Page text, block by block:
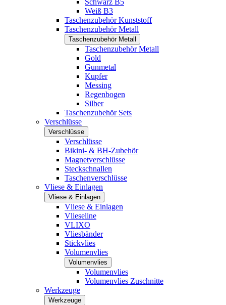
Schwarz B5
Weiß B3
Taschenzubehör Kunststoff
Taschenzubehör Metall
Taschenzubehör Metall
Taschenzubehör Metall
Gold
Gunmetal
Kupfer
Messing
Regenbogen
Silber
Taschenzubehör Sets
Verschlüsse
Verschlüsse
Verschlüsse
Bikini- & BH-Zubehör
Magnetverschlüsse
Steckschnallen
Taschenverschlüsse
Vliese & Einlagen
Vliese & Einlagen
Vliese & Einlagen
Vlieseline
VLIXO
Vliesbänder
Stickvlies
Volumenvlies
Volumenvlies
Volumenvlies
Volumenvlies Zuschnitte
Werkzeuge
Werkzeuge